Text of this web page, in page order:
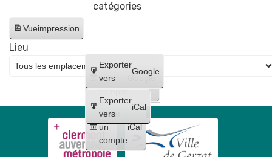
catégories
Vueimpression
Créer
un
compte
Google
Créer
un
compte
iCal
Exporter
vers
Google
Exporter
vers
iCal
Lieu